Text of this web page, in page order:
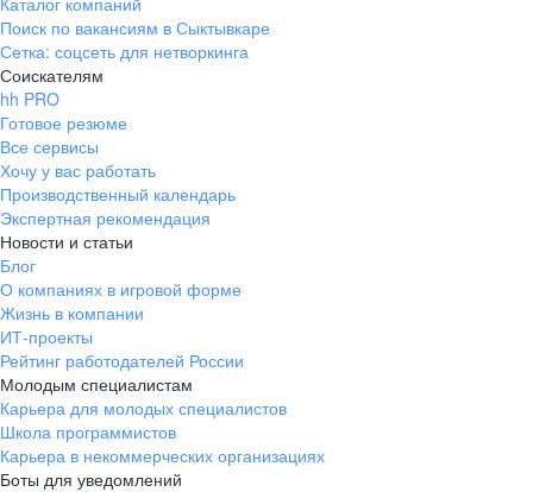
Поиск по вакансиям в Сыктывкаре
Сетка: соцсеть для нетворкинга
Соискателям
hh PRO
Готовое резюме
Все сервисы
Хочу у вас работать
Производственный календарь
Экспертная рекомендация
Новости и статьи
Блог
О компаниях в игровой форме
Жизнь в компании
ИТ-проекты
Рейтинг работодателей России
Молодым специалистам
Карьера для молодых специалистов
Школа программистов
Карьера в некоммерческих организациях
Боты для уведомлений